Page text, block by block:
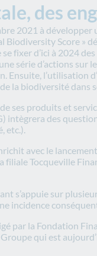
des
2021 à
Biodiversity Score »
fixer d’ici à 2024
série d’actions sur
Ensuite, l’utilisation
la biodiversité dans
ses produits et
intègrera des
etc.).
avec le
filiale Tocqueville
s’appuie sur
incidence
par la Fondation
qui est